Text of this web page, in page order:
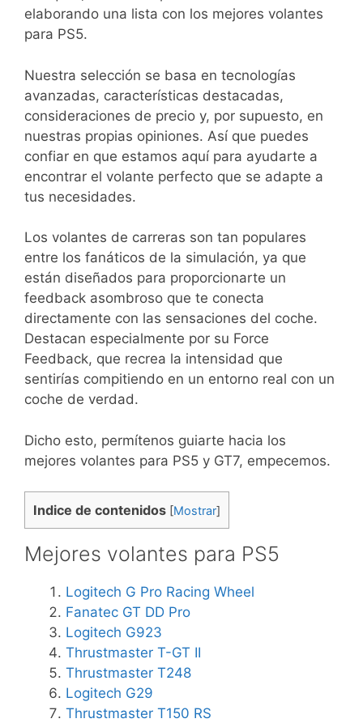
elaborando una lista con los mejores volantes
para PS5.
Nuestra selección se basa en tecnologías
avanzadas, características destacadas,
consideraciones de precio y, por supuesto, en
nuestras propias opiniones. Así que puedes
confiar en que estamos aquí para ayudarte a
encontrar el volante perfecto que se adapte a
tus necesidades.
Los volantes de carreras son tan populares
entre los fanáticos de la simulación, ya que
están diseñados para proporcionarte un
feedback asombroso que te conecta
directamente con las sensaciones del coche.
Destacan especialmente por su Force
Feedback, que recrea la intensidad que
sentirías compitiendo en un entorno real con un
coche de verdad.
Dicho esto, permítenos guiarte hacia los
mejores volantes para PS5 y GT7, empecemos.
Indice de contenidos [Mostrar]
Mejores volantes para PS5
Logitech G Pro Racing Wheel
Fanatec GT DD Pro
Logitech G923
Thrustmaster T-GT II
Thrustmaster T248
Logitech G29
Thrustmaster T150 RS